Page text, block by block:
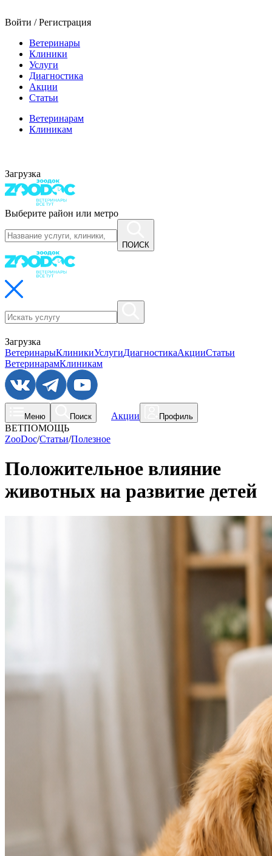
Войти / Регистрация
Ветеринары
Клиники
Услуги
Диагностика
Акции
Статьи
Ветеринарам
Клиникам
Загрузка
Выберите район или метро
ПОИСК
Загрузка
ВетеринарыКлиникиУслугиДиагностикаАкцииСтатьи
ВетеринарамКлиникам
Меню Поиск Акции Профиль
ВЕТПОМОЩЬ
ZooDoc/Статьи/Полезное
Положительное влияние
животных на развитие детей